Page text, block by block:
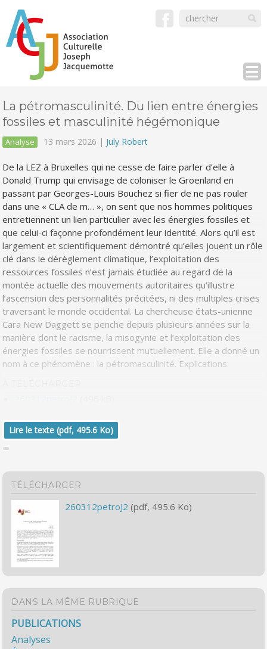
La pétromasculinité. Du lien entre énergies
fossiles et masculinité hégémonique
Analyse 13 mars 2026 | July Robert
De la LEZ à Bruxelles qui ne cesse de faire parler d’elle à
Donald Trump qui envisage de coloniser le Groenland en
passant par Georges-Louis Bouchez si fier de ne pas rouler
dans une « CLA de m… », on sent que nos hommes politiques
entretiennent un lien particulier avec les énergies fossiles et
que celui-ci façonne profondément leur identité. Alors qu’il est
largement et scientifiquement démontré qu’elles jouent un rôle
clé dans le dérèglement climatique, l’exploitation des
ressources fossiles n’est jamais étudiée au regard de la
montée actuelle des mouvements autoritaires qu’illustre
l’ascension des personnalités précitées, ni des multiples crises
traversant le monde occidental. La chercheuse états-unienne
Cara New Daggett se penche depuis plusieurs années sur la
manière dont le racisme, la misogynie et l’exploitation des
énergies fossiles se nourrissent mutuellement. Elle a donné un
nom à ce phénomène : la pétromasculinité. Explications.
Lire le texte (pdf, 495.6 Ko)
TÉLÉCHARGER
260312petroJ2 (pdf, 495.6 Ko)
DANS LA MÊME RUBRIQUE
PUBLICATIONS
Analyses